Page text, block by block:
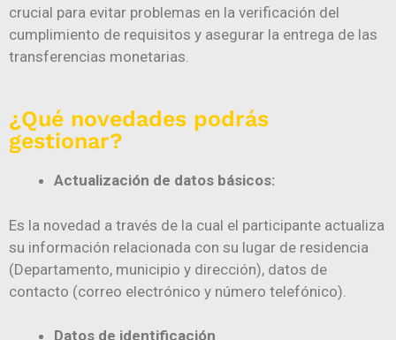
crucial para evitar problemas en la verificación del
cumplimiento de requisitos y asegurar la entrega de las
transferencias monetarias.
¿Qué novedades podrás
gestionar?
Actualización de datos básicos:
Es la novedad a través de la cual el participante actualiza
su información relacionada con su lugar de residencia
(Departamento, municipio y dirección), datos de
contacto (correo electrónico y número telefónico).
Datos de identificación